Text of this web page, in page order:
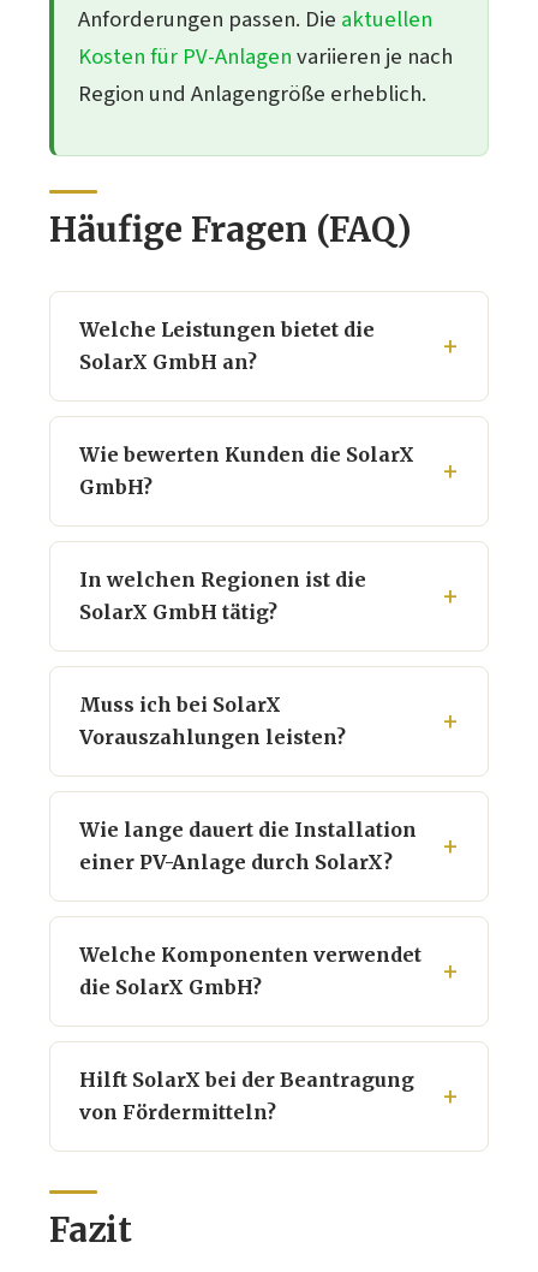
Anforderungen passen. Die aktuellen
Kosten für PV-Anlagenvariieren je nach
Region und Anlagengröße erheblich.
Häufige Fragen (FAQ)
Welche Leistungen bietet die
SolarX GmbH an?
Wie bewerten Kunden die SolarX
GmbH?
In welchen Regionen ist die
SolarX GmbH tätig?
Muss ich bei SolarX
Vorauszahlungen leisten?
Wie lange dauert die Installation
einer PV-Anlage durch SolarX?
Welche Komponenten verwendet
die SolarX GmbH?
Hilft SolarX bei der Beantragung
von Fördermitteln?
Fazit